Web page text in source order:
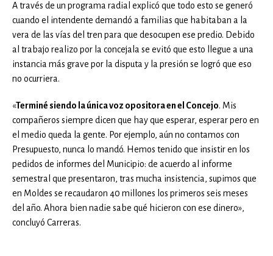
A través de un programa radial explicó que todo esto se generó
cuando el intendente demandó a familias que habitaban a la
vera de las vías del tren para que desocupen ese predio. Debido
al trabajo realizo por la concejala se evitó que esto llegue a una
instancia más grave por la disputa y la presión se logró que eso
no ocurriera.
«Terminé siendo la única voz opositora en el Concejo. Mis
compañeros siempre dicen que hay que esperar, esperar pero en
el medio queda la gente. Por ejemplo, aún no contamos con
Presupuesto, nunca lo mandó. Hemos tenido que insistir en los
pedidos de informes del Municipio: de acuerdo al informe
semestral que presentaron, tras mucha insistencia, supimos que
en Moldes se recaudaron 40 millones los primeros seis meses
del año. Ahora bien nadie sabe qué hicieron con ese dinero»,
concluyó Carreras.